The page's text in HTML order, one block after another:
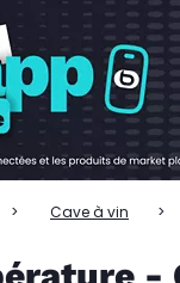
Cave à vin